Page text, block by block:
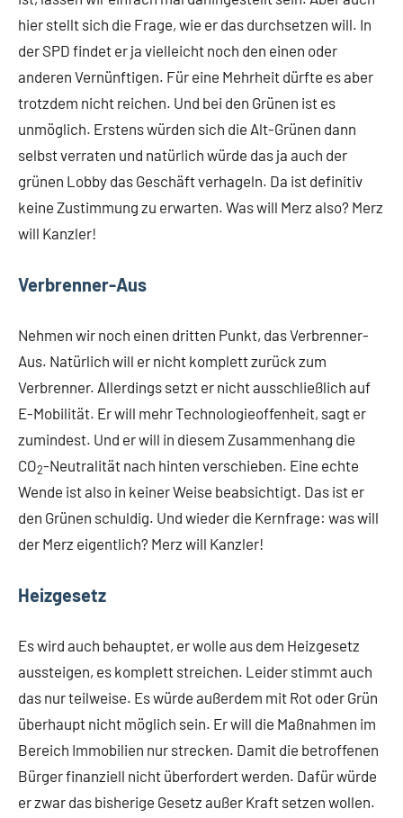
hier stellt sich die Frage, wie er das durchsetzen will. In
der SPD findet er ja vielleicht noch den einen oder
anderen Vernünftigen. Für eine Mehrheit dürfte es aber
trotzdem nicht reichen. Und bei den Grünen ist es
unmöglich. Erstens würden sich die Alt-Grünen dann
selbst verraten und natürlich würde das ja auch der
grünen Lobby das Geschäft verhageln. Da ist definitiv
keine Zustimmung zu erwarten. Was will Merz also? Merz
will Kanzler!
Verbrenner-Aus
Nehmen wir noch einen dritten Punkt, das Verbrenner-
Aus. Natürlich will er nicht komplett zurück zum
Verbrenner. Allerdings setzt er nicht ausschließlich auf
E-Mobilität. Er will mehr Technologieoffenheit, sagt er
zumindest. Und er will in diesem Zusammenhang die
CO2-Neutralität nach hinten verschieben. Eine echte
Wende ist also in keiner Weise beabsichtigt. Das ist er
den Grünen schuldig. Und wieder die Kernfrage: was will
der Merz eigentlich? Merz will Kanzler!
Heizgesetz
Es wird auch behauptet, er wolle aus dem Heizgesetz
aussteigen, es komplett streichen. Leider stimmt auch
das nur teilweise. Es würde außerdem mit Rot oder Grün
überhaupt nicht möglich sein. Er will die Maßnahmen im
Bereich Immobilien nur strecken. Damit die betroffenen
Bürger finanziell nicht überfordert werden. Dafür würde
er zwar das bisherige Gesetz außer Kraft setzen wollen.